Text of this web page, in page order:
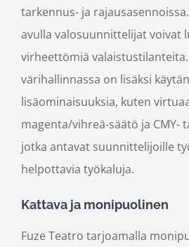
tarkennus- ja
avulla valosuunnittelijat voivat
virheettömiä
värihallinnassa on lisäksi
lisäominaisuuksia, kuten
magenta/vihreä-säätö ja CMY-
jotka antavat suunnittelijoille
helpottavia työkaluja.
Kattava ja monipuolinen
Fuze Teatro tarjoamalla